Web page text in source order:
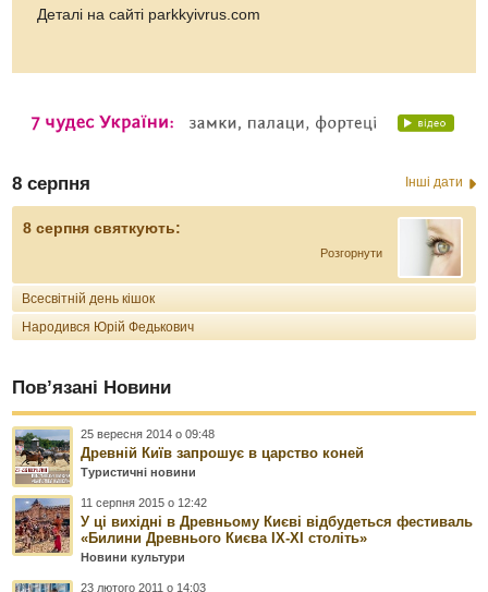
Деталі на сайті parkkyivrus.com
8 серпня Інші дати
8 серпня святкують:
Розгорнути
Всесвітній день кішок
Народився Юрій Федькович
Пов’язані Новини
25 вересня 2014 о 09:48
Древній Київ запрошує в царство коней
Туристичні новини
11 серпня 2015 о 12:42
У ці вихідні в Древньому Києві відбудеться фестиваль
«Билини Древнього Києва IX-XI століть»
Новини культури
23 лютого 2011 о 14:03